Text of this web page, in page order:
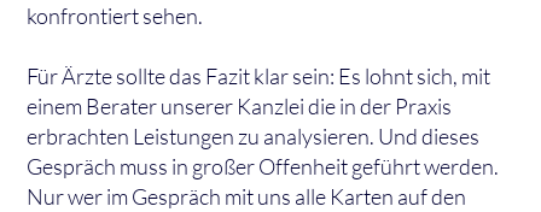
konfrontiert sehen.
Für Ärzte sollte das Fazit klar sein: Es lohnt sich, mit
einem Berater unserer Kanzlei die in der Praxis
erbrachten Leistungen zu analysieren. Und dieses
Gespräch muss in großer Offenheit geführt werden.
Nur wer im Gespräch mit uns alle Karten auf den